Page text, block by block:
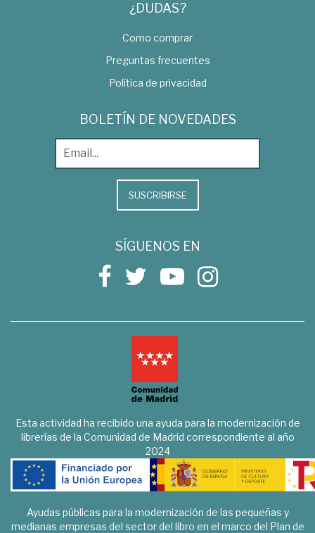
¿DUDAS?
Como comprar
Preguntas frecuentes
Política de privacidad
BOLETÍN DE NOVEDADES
SUSCRIBIRSE
SÍGUENOS EN
Esta actividad ha recibido una ayuda para la modernización de
librerías de la Comunidad de Madrid correspondiente al año
2024
Ayudas públicas para la modernización de las pequeñas y
medianas empresas del sector del libro en el marco del Plan de